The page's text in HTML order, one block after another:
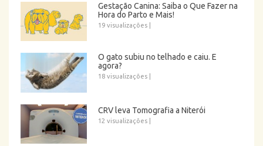
Gestação Canina: Saiba o Que Fazer na
Hora do Parto e Mais!
19 visualizações
O gato subiu no telhado e caiu. E
agora?
18 visualizações
CRV leva Tomografia a Niterói
12 visualizações